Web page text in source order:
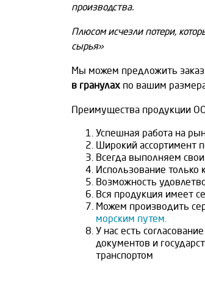
производства.
Плюсом исчезли потери,
сырья»
Мы можем предложить заказ
в гранулах по вашим
Преимущества продукции
Успешная работа на
Широкий ассортимент
Всегда выполняем
Использование только
Возможность
Вся продукция имеет
Можем производить
морским путем.
У нас есть
документов и
транспортом